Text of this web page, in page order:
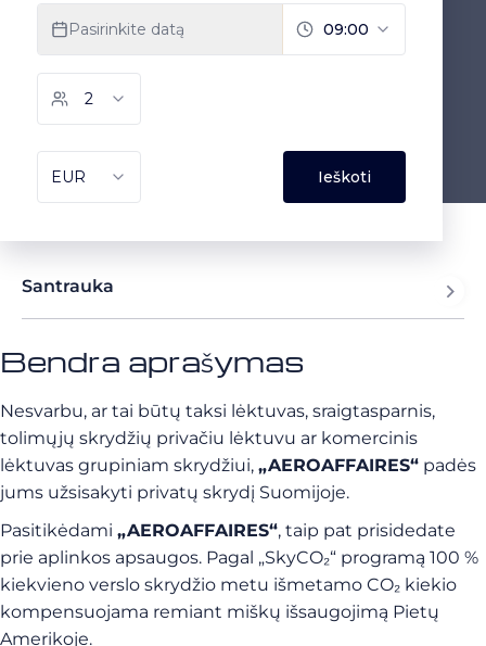
Santrauka
Bendra aprašymas
Nesvarbu, ar tai būtų taksi lėktuvas, sraigtasparnis,
tolimųjų skrydžių privačiu lėktuvu ar komercinis
lėktuvas grupiniam skrydžiui, „AEROAFFAIRES“ padės
jums užsisakyti privatų skrydį Suomijoje.
Pasitikėdami „AEROAFFAIRES“, taip pat prisidedate
prie aplinkos apsaugos. Pagal „SkyCO₂“ programą 100 %
kiekvieno verslo skrydžio metu išmetamo CO₂ kiekio
kompensuojama remiant miškų išsaugojimą Pietų
Amerikoje.